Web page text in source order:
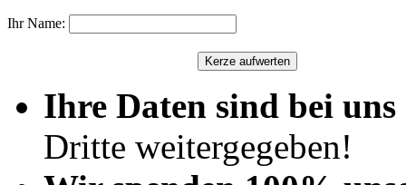
Ihr Name:
Ihre Daten sind bei uns
Dritte weitergegeben!